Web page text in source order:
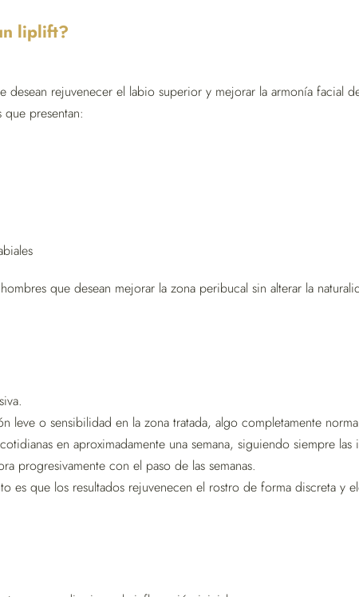
liplift?
desean rejuvenecer el labio superior y mejorar la armonía facial
presentan:
que desean mejorar la zona peribucal sin alterar la
leve o sensibilidad en la zona tratada, algo completamente
en aproximadamente una semana, siguiendo siempre
progresivamente con el paso de las semanas.
es que los resultados rejuvenecen el rostro de forma discreta y